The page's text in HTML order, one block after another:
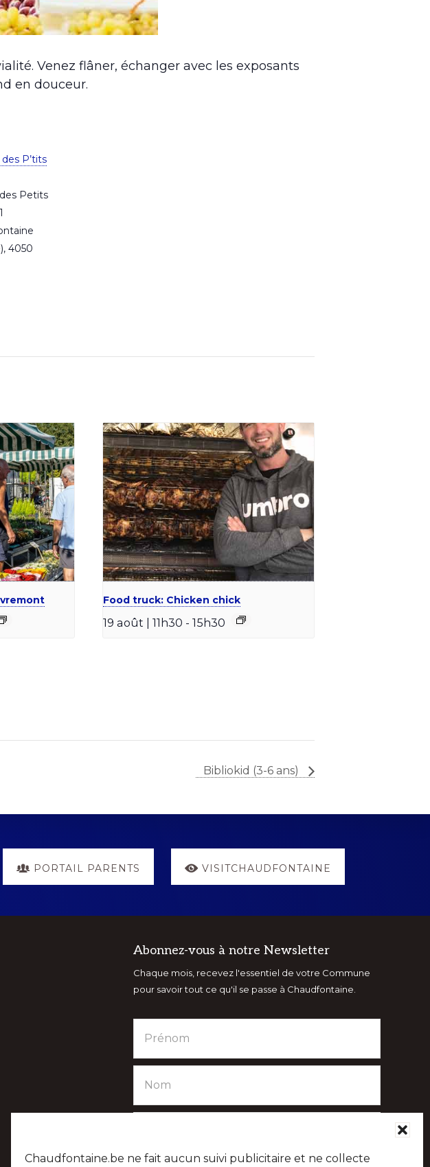
Chaudfontaine.be ne fait aucun suivi publicitaire et ne collecte
Venez flâner, échanger avec les exposants
en douceur.
P’tits
Petits
, 4050
Food truck: Chicken chick
19 août | 11h30 - 15h30
Bibliokid (3-6 ans)
PORTAIL PARENTS VISITCHAUDFONTAINE
Abonnez-vous à notre Newsletter
Chaque mois, recevez l'essentiel de votre Commune
pour savoir tout ce qu'il se passe à Chaudfontaine.